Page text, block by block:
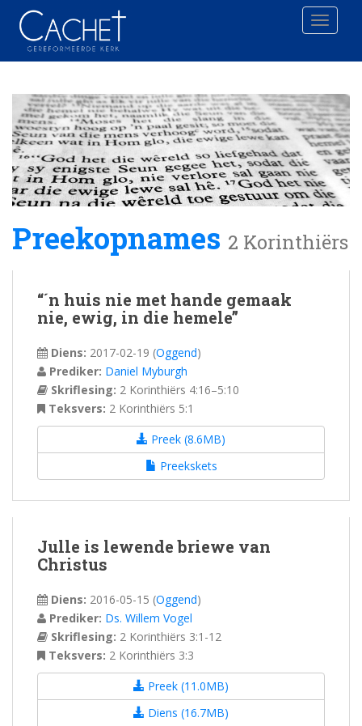
Toggle
Preekopnames 2 Korinthiërs
“´n huis nie met hande gemaak
nie, ewig, in die hemele”
Diens: 2017-02-19 (Oggend)
Prediker: Daniel Myburgh
Skriflesing: 2 Korinthiërs 4:16–5:10
Teksvers: 2 Korinthiërs 5:1
Preek (8.6MB)
Preekskets
Julle is lewende briewe van
Christus
Diens: 2016-05-15 (Oggend)
Prediker: Ds. Willem Vogel
Skriflesing: 2 Korinthiërs 3:1-12
Teksvers: 2 Korinthiërs 3:3
Preek (11.0MB)
Diens (16.7MB)